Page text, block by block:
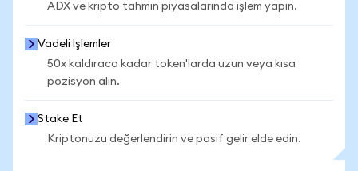
ADX ve kripto tahmin piyasalarında işlem yapın.
Vadeli İşlemler
50x kaldıraca kadar token'larda uzun veya kısa
pozisyon alın.
Stake Et
Kriptonuzu değerlendirin ve pasif gelir elde edin.